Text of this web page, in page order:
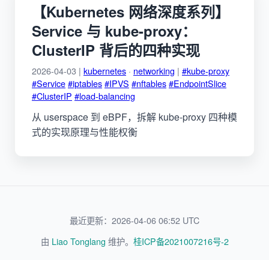
【Kubernetes 网络深度系列】
Service 与 kube-proxy：
ClusterIP 背后的四种实现
2026-04-03 | kubernetes · networking | #kube-proxy
#Service#iptables#IPVS #nftables#EndpointSlice
#ClusterIP #load-balancing
从 userspace 到 eBPF，拆解 kube-proxy 四种模
式的实现原理与性能权衡
最近更新：2026-04-06 06:52 UTC
由 Liao Tonglang 维护。 桂ICP备2021007216号-2